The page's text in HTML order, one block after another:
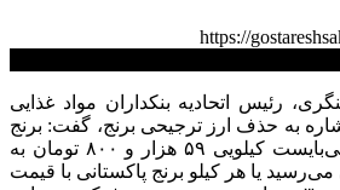
https://
رئیس اتحادیه بنکداران مواد غذایی
به حذف ارز ترجیحی برنج، گفت: برنج
هندی با قیمت مصوب می‌بایست کیلویی ۵۹ هزار و ۸۰۰ تومان به
یا هر کیلو برنج پاکستانی با قیمت